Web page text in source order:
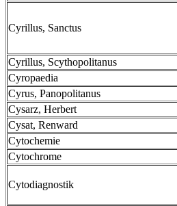
Cyrillus, Sanctus
Cyrillus, Scythopolitanus
Cyropaedia
Cyrus, Panopolitanus
Cysarz, Herbert
Cysat, Renward
Cytochemie
Cytochrome
Cytodiagnostik